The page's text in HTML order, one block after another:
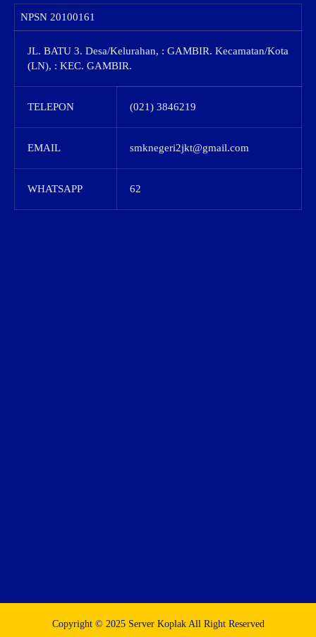
NPSN 20100161
JL. BATU 3. Desa/Kelurahan, : GAMBIR. Kecamatan/Kota
(LN), : KEC. GAMBIR.
TELEPON (021) 3846219
EMAIL smknegeri2jkt@gmail.com
WHATSAPP 62
Copyright © 2025 Server Koplak All Right Reserved